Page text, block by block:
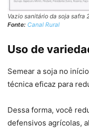
Vazio sanitário da soja safra
Fonte: Canal Rural
Uso de
Semear a soja no
técnica eficaz para
Dessa forma, você
defensivos agrícolas,